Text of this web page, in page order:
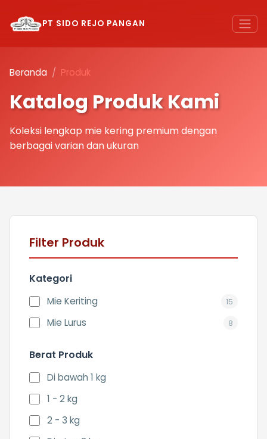
PT SIDO REJO PANGAN
Beranda Produk
Katalog Produk Kami
Koleksi lengkap mie kering premium dengan
berbagai varian dan ukuran
Filter Produk
Kategori
Mie Keriting 15
Mie Lurus 8
Berat Produk
Di bawah 1 kg
1 - 2 kg
2 - 3 kg